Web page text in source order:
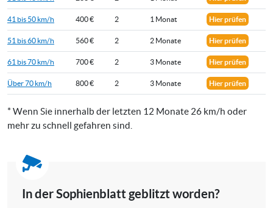
41 bis 50 km/h 400 € 2 1 Monat Hier prüfen
51 bis 60 km/h 560 € 2 2 Monate Hier prüfen
61 bis 70 km/h 700 € 2 3 Monate Hier prüfen
Über 70 km/h 800 € 2 3 Monate Hier prüfen
* Wenn Sie innerhalb der letzten 12 Monate 26 km/h oder
mehr zu schnell gefahren sind.
In der Sophienblatt geblitzt worden?